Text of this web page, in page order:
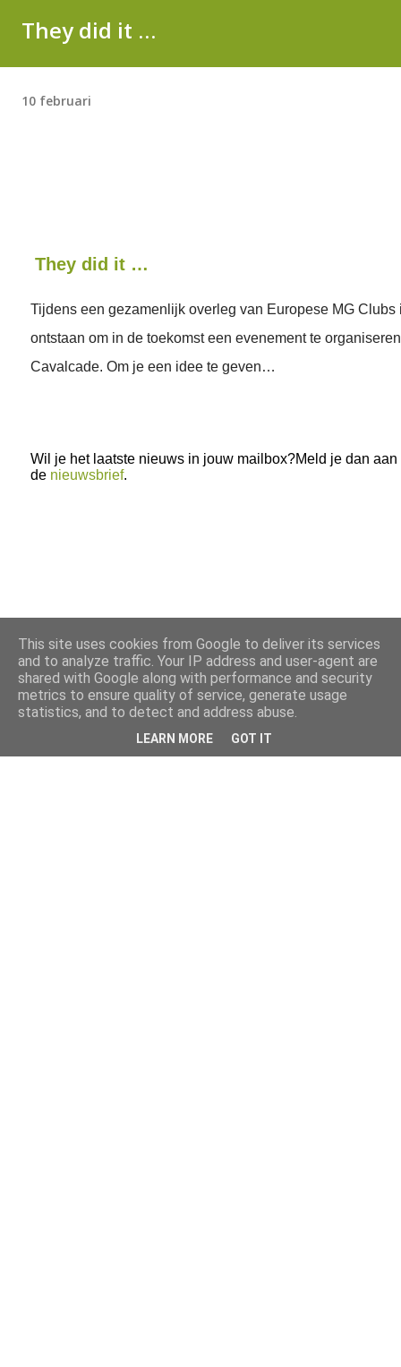
They did it …
10 februari
They did it …
Tijdens een gezamenlijk overleg van Europese MG Clubs
ontstaan om in de toekomst een evenement te
Cavalcade. Om je een idee te geven…
Wil je het laatste nieuws in jouw mailbox?Meld je dan aan
de nieuwsbrief.
This site uses cookies from Google to deliver its services
and to analyze traffic. Your IP address and user-agent are
shared with Google along with performance and security
metrics to ensure quality of service, generate usage
statistics, and to detect and address abuse.
LEARN MORE GOT IT